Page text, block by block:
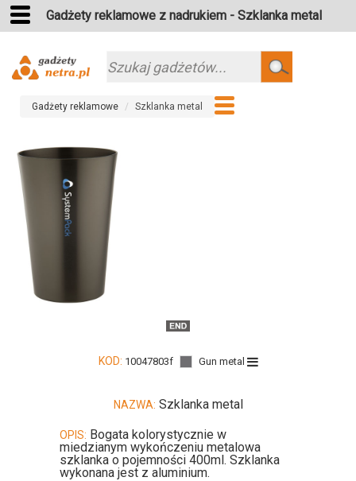
Gadżety reklamowe z nadrukiem - Szklanka metal
Szukaj
Gadżety reklamowe Szklanka metal
KOD: 10047803f Gun metal
NAZWA: Szklanka metal
OPIS: Bogata kolorystycznie w
miedzianym wykończeniu metalowa
szklanka o pojemności 400ml. Szklanka
wykonana jest z aluminium.